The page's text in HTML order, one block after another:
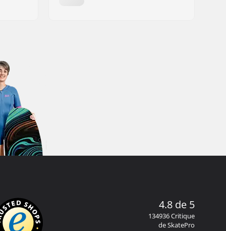
4.8 de 5
134936 Critique
de SkatePro